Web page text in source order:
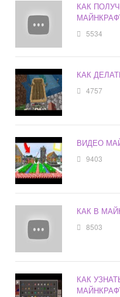
КАК
5534
КАК
4757
ВИДЕО
9403
КАК В
8503
КАК